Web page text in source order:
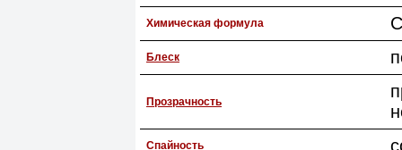
Химическая формула
Блеск
Прозрачность
Спайность